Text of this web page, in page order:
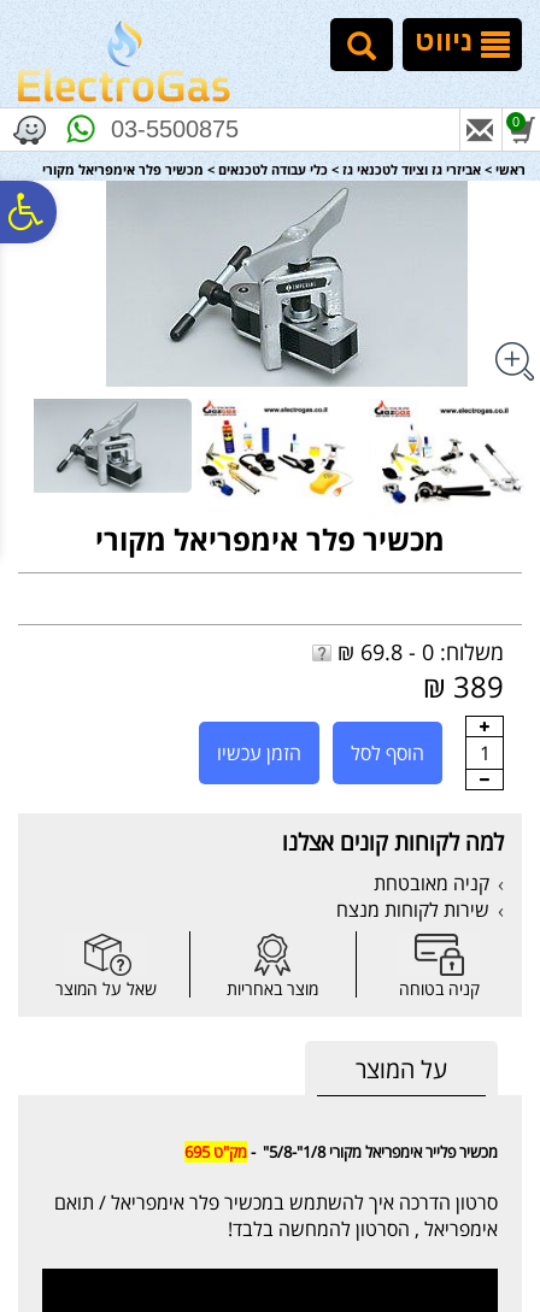
נגישות
אתר
המרכזי
ניווט
03-5500875 0
ראשי > אביזרי גז וציוד לטכנאי גז > כלי עבודה לטכנאים > מכשיר פלר אימפריאל מקורי
מכשיר פלר אימפריאל מקורי
משלוח: 0 - 69.8 ₪
389 ₪
1 הוסף לסל הזמן עכשיו
למה לקוחות קונים אצלנו
קניה מאובטחת
שירות לקוחות מנצח
קניה בטוחה מוצר באחריות שאל על המוצר
על המוצר
מכשיר פלייר אימפריאל מקורי 1/8"-5/8" - מק"ט 695
סרטון הדרכה איך להשתמש במכשיר פלר אימפריאל / תואם
אימפריאל , הסרטון להמחשה בלבד!